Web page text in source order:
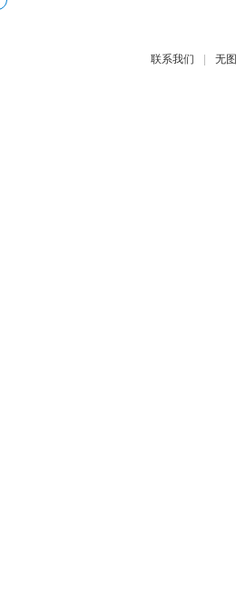
联系我们 | 无